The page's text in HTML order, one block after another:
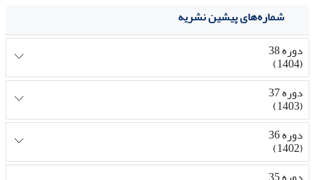
شماره‌های پیشین نشریه
دوره 38
(1404)
دوره 37
(1403)
دوره 36
(1402)